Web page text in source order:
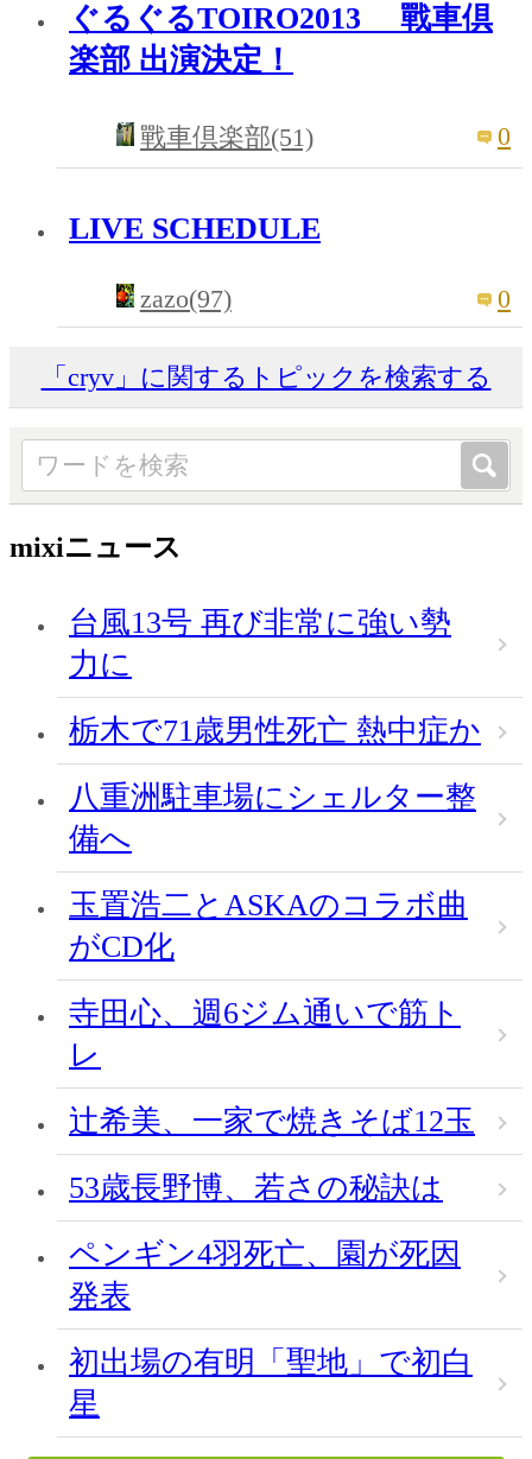
ぐるぐるTOIRO2013 戰車倶
楽部 出演決定！
戰車倶楽部(51) 0
LIVE SCHEDULE
zazo(97) 0
「cryv」に関するトピックを検索する
mixiニュース
台風13号 再び非常に強い勢
力に
栃木で71歳男性死亡 熱中症か
八重洲駐車場にシェルター整
備へ
玉置浩二とASKAのコラボ曲
がCD化
寺田心、週6ジム通いで筋ト
レ
辻希美、一家で焼きそば12玉
53歳長野博、若さの秘訣は
ペンギン4羽死亡、園が死因
発表
初出場の有明「聖地」で初白
星